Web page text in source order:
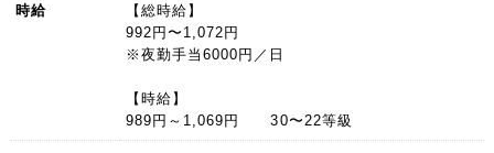
時給
【総時給】
992円〜1,072円
※夜勤手当6000円／日
【時給】
989円～1,069円 30〜22等級